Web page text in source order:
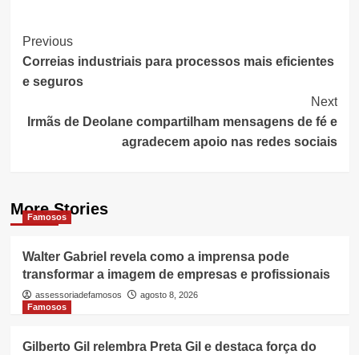
Post
Navigation
Previous
Correias industriais para processos mais eficientes
e seguros
Next
Irmãs de Deolane compartilham mensagens de fé e
agradecem apoio nas redes sociais
More Stories
Famosos
Walter Gabriel revela como a imprensa pode
transformar a imagem de empresas e profissionais
assessoriadefamosos
agosto 8, 2026
Famosos
Gilberto Gil relembra Preta Gil e destaca força do